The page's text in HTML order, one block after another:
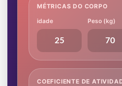
MÉTRICAS DO CORPO
idade
Peso (kg)
COEFICIENTE DE